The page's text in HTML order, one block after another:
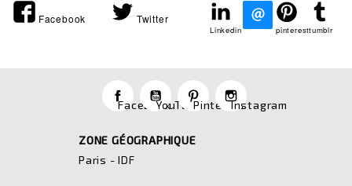
Facebook Twitter
Linkedin pinteresttumblr
FacebookYouTubePinterestInstagram
ZONE GÉOGRAPHIQUE
Paris - IDF